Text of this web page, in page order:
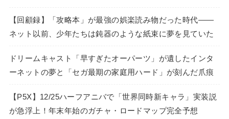
【回顧録】「攻略本」が最強の娯楽読み物だった時代――
ネット以前、少年たちは鈍器のような紙束に夢を見ていた
ドリームキャスト「早すぎたオーパーツ」が遺したインタ
ーネットの夢と「セガ最期の家庭用ハード」が刻んだ爪痕
【P5X】12/25ハーフアニバで「世界同時新キャラ」実装説
が急浮上！年末年始のガチャ・ロードマップ完全予想